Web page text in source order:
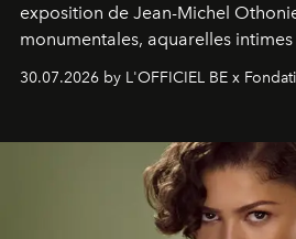
exposition de Jean-Michel
monumentales, aquarelles
émotionnel où chaque œuvre
émerveillement.
30.07.2026 by L'OFFICIEL BE x